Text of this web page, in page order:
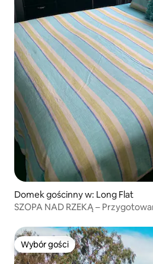
Domek gościnny w: Long Flat
SZOPA NAD RZEKĄ –
Wybór gości
Wybór gości